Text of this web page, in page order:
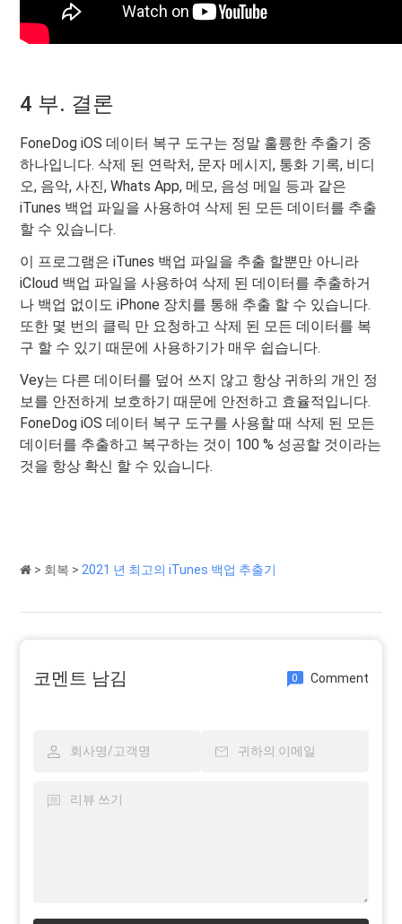
4 부. 결론
FoneDog iOS 데이터 복구 도구는 정말 훌륭한 추출기 중
하나입니다. 삭제 된 연락처, 문자 메시지, 통화 기록, 비디
오, 음악, 사진, Whats App, 메모, 음성 메일 등과 같은
iTunes 백업 파일을 사용하여 삭제 된 모든 데이터를 추출
할 수 있습니다.
이 프로그램은 iTunes 백업 파일을 추출 할뿐만 아니라
iCloud 백업 파일을 사용하여 삭제 된 데이터를 추출하거
나 백업 없이도 iPhone 장치를 통해 추출 할 수 있습니다.
또한 몇 번의 클릭 만 요청하고 삭제 된 모든 데이터를 복
구 할 수 있기 때문에 사용하기가 매우 쉽습니다.
Vey는 다른 데이터를 덮어 쓰지 않고 항상 귀하의 개인 정
보를 안전하게 보호하기 때문에 안전하고 효율적입니다.
FoneDog iOS 데이터 복구 도구를 사용할 때 삭제 된 모든
데이터를 추출하고 복구하는 것이 100 % 성공할 것이라는
것을 항상 확신 할 수 있습니다.
> 회복 > 2021 년 최고의 iTunes 백업 추출기
코멘트 남김 0 Comment